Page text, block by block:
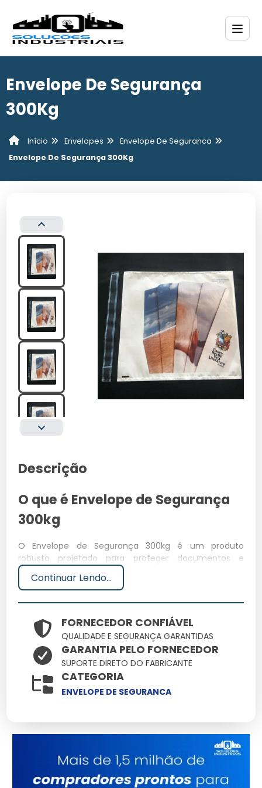
Envelope De Segurança
300Kg
Início Envelopes
Envelope De Seguranca
Envelope De Segurança 300Kg
Descrição
O que é Envelope de Segurança
300kg
O Envelope de Segurança 300kg é um produto
robusto projetado para proteger documentos e
objetos valiosos durante o transporte. Com alta
resistência, ele é ideal para garantir que o conteúdo
Especificações Técnicas
Dimensões
(cm)
Peso
(kg)
MaterialCapacidadePotência
50x50 0.5
Polietileno
coextrusado300kg
Principais Características e
Alta resistência: protege contra rasgos e perfurações.
Impermeável: protege o conteúdo contra umidade.
Continuar Lendo...
FORNECEDOR CONFIÁVEL
QUALIDADE E SEGURANÇA GARANTIDAS
GARANTIA PELO FORNECEDOR
SUPORTE DIRETO DO FABRICANTE
CATEGORIA
ENVELOPE DE SEGURANCA